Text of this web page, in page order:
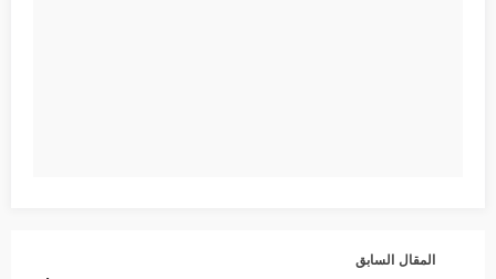
المقال السابق